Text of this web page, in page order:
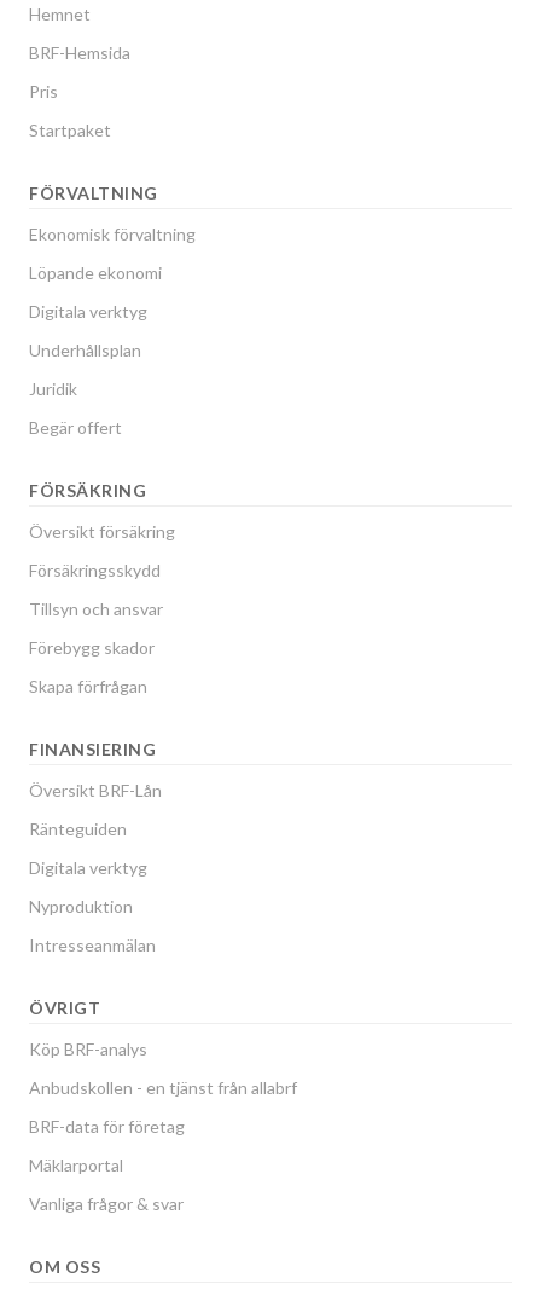
Hemnet
BRF-Hemsida
Pris
Startpaket
FÖRVALTNING
Ekonomisk förvaltning
Löpande ekonomi
Digitala verktyg
Underhållsplan
Juridik
Begär offert
FÖRSÄKRING
Översikt försäkring
Försäkringsskydd
Tillsyn och ansvar
Förebygg skador
Skapa förfrågan
FINANSIERING
Översikt BRF-Lån
Ränteguiden
Digitala verktyg
Nyproduktion
Intresseanmälan
ÖVRIGT
Köp BRF-analys
Anbudskollen - en tjänst från allabrf
BRF-data för företag
Mäklarportal
Vanliga frågor & svar
OM OSS